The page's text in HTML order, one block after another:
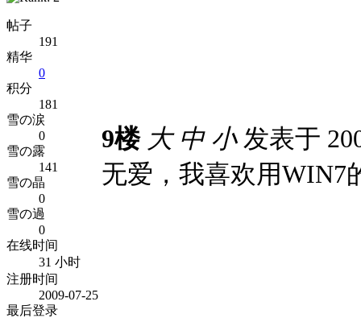
帖子
191
精华
0
积分
181
雪の涙
0
雪の露
141
雪の晶
0
雪の過
0
在线时间
31 小时
注册时间
2009-07-25
最后登录
9楼 大 中 小发表于
无爱，我喜欢用WIN7